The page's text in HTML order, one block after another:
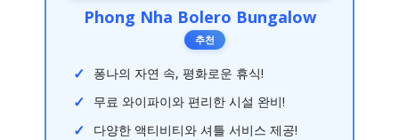
Phong Nha Bolero Bungalow
추천
퐁나의 자연 속, 평화로운 휴식!
무료 와이파이와 편리한 시설 완비!
다양한 액티비티와 셔틀 서비스 제공!